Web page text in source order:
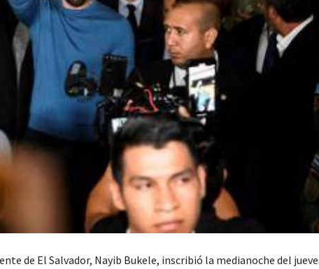
de El Salvador, Nayib Bukele, inscribió la medianoche del